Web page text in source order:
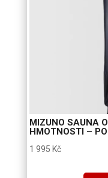
MIZUNO SAUNA
HMOTNOSTI –
1 995 Kč